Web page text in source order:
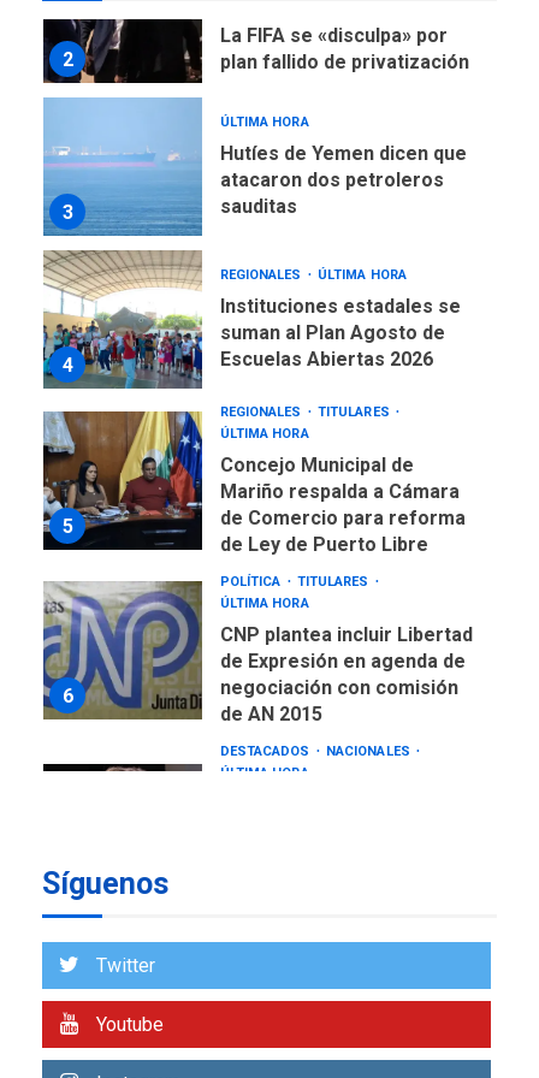
2
La FIFA se «disculpa» por
plan fallido de privatización
3
ÚLTIMA HORA
Hutíes de Yemen dicen que
atacaron dos petroleros
sauditas
4
REGIONALES ÚLTIMA HORA
Instituciones estadales se
suman al Plan Agosto de
Escuelas Abiertas 2026
5
REGIONALES
TITULARES
ÚLTIMA HORA
Concejo Municipal de
Mariño respalda a Cámara
de Comercio para reforma
de Ley de Puerto Libre
6
POLÍTICA
TITULARES
ÚLTIMA HORA
CNP plantea incluir Libertad
de Expresión en agenda de
negociación con comisión
de AN 2015
7
DESTACADOS
NACIONALES
ÚLTIMA HORA
1
Reanudan operaciones de
Aeropuerto de Maiquetía
Síguenos
Twitter
Youtube